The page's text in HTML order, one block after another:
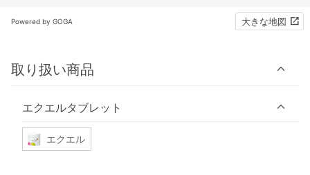
Powered by GOGA 大きな地図
取り扱い商品
エクエルタブレット
エクエル